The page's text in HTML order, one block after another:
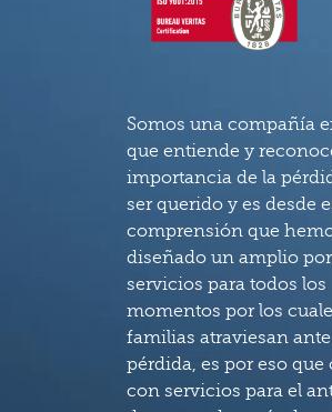
Somos una compañía
que entiende y
importancia de la
ser querido y es desde
comprensión que
diseñado un amplio
servicios para todos los
momentos por los
familias atraviesan
pérdida, es por eso que
con servicios para el